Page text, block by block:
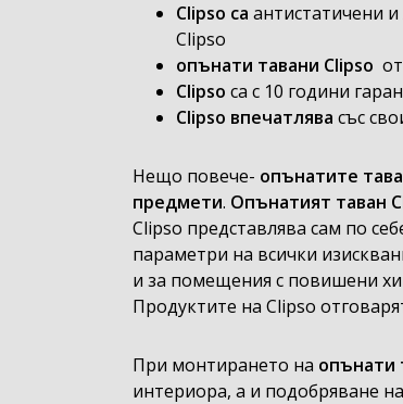
Clipso са антистатичени
Clipso
опънати тавани Clipso
Clipso са с 10 години
Clipso впечатлява със
Нещо повече- опънатите
предмети. Опънатият таван
Clipso представлява сам по
параметри на всички
и за помещения с повишени
Продуктите на Clipso
При монтирането на опънати
интериора, а и подобряване